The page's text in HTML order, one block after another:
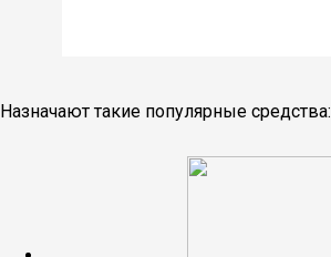
Назначают такие популярные средства: